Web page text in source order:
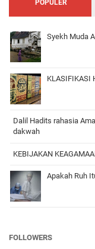
POPULER
Syekh Muda
KLASIFIKASI
Dalil Hadits rahasia
dakwah
KEBIJAKAN
Apakah Ruh
FOLLOWERS